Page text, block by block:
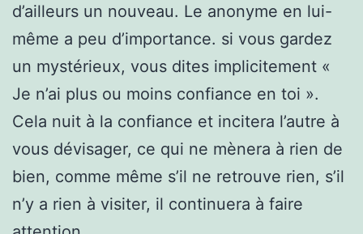
d’ailleurs un nouveau. Le anonyme en lui-
même a peu d’importance. si vous gardez
un mystérieux, vous dites implicitement «
Je n’ai plus ou moins confiance en toi ».
Cela nuit à la confiance et incitera l’autre à
vous dévisager, ce qui ne mènera à rien de
bien, comme même s’il ne retrouve rien, s’il
n’y a rien à visiter, il continuera à faire